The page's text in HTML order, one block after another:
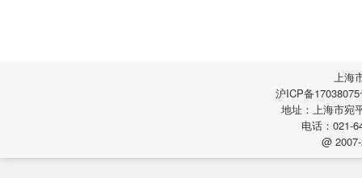
上海
沪ICP备
地址：上海市宛
电话：021-
@